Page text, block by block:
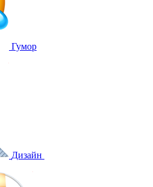
Гумор
Дизайн